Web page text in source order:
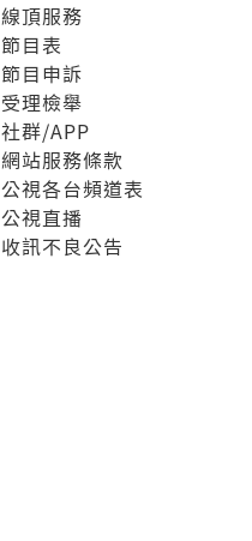
線頂服務
節目表
節目申訴
受理檢舉
社群/APP
網站服務條款
公視各台頻道表
公視直播
收訊不良公告